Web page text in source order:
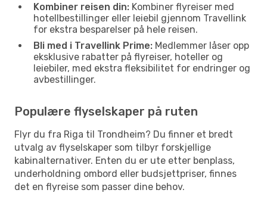
Kombiner reisen din: Kombiner flyreiser med
hotellbestillinger eller leiebil gjennom Travellink
for ekstra besparelser på hele reisen.
Bli med i Travellink Prime: Medlemmer låser opp
eksklusive rabatter på flyreiser, hoteller og
leiebiler, med ekstra fleksibilitet for endringer og
avbestillinger.
Populære flyselskaper på ruten
Flyr du fra Riga til Trondheim? Du finner et bredt
utvalg av flyselskaper som tilbyr forskjellige
kabinalternativer. Enten du er ute etter benplass,
underholdning ombord eller budsjettpriser, finnes
det en flyreise som passer dine behov.